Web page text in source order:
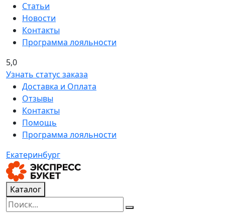
Статьи
Новости
Контакты
Программа лояльности
5,0
Узнать статус заказа
Доставка и Оплата
Отзывы
Контакты
Помощь
Программа лояльности
Екатеринбург
Каталог